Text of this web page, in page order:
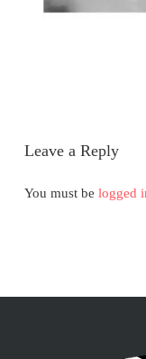
Leave a Reply
You must be logged